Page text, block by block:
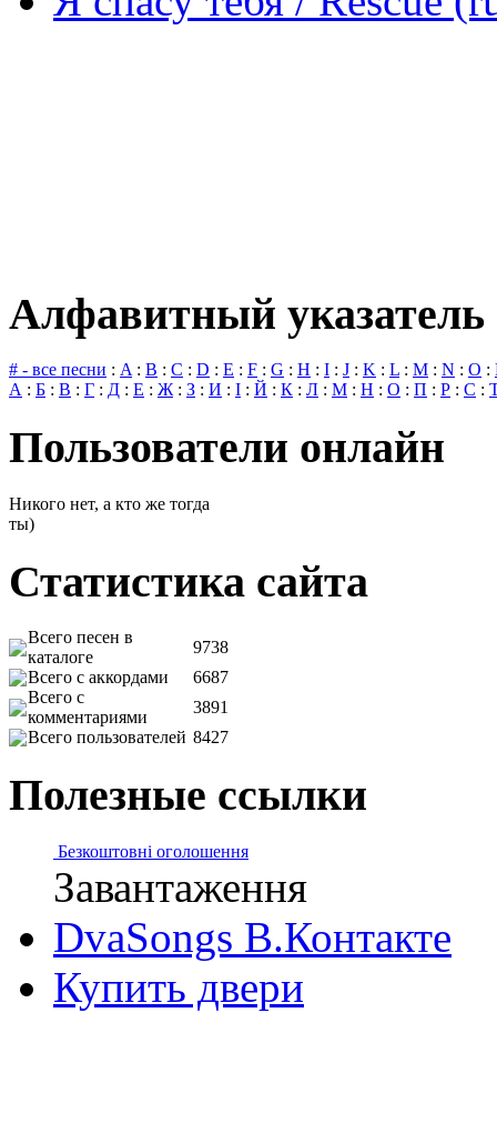
Алфавитный указатель
# - все песни : A: B : C : D : E : F : G : H : I : J : K : L : M : N : O :
А : Б : В : Г : Д : Е : Ж: З : И : І : Й : К : Л : М : Н : О : П : Р : С :
Пользователи онлайн
Никого нет, а кто же тогда
ты)
Статистика сайта
Всего песен в
каталоге
9738
Всего с аккордами
6687
Всего с
комментариями
3891
Всего пользователей 8427
Полезные ссылки
Безкоштовні оголошення
Завантаження
DvaSongs В.Контакте
Купить двери